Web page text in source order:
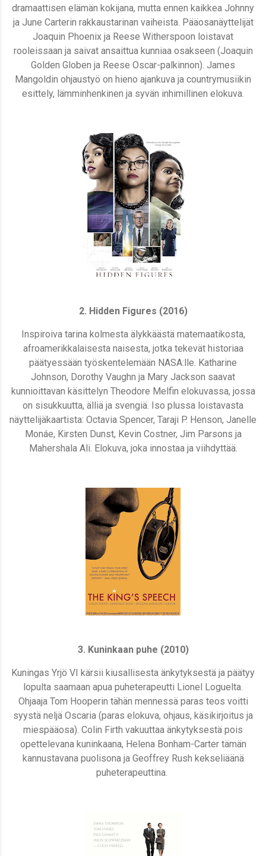
dramaattisen elämän kokijana, mutta ennen kaikkea Johnny
ja June Carterin rakkaustarinan vaiheista. Pääosanäyttelijät
Joaquin Phoenix ja Reese Witherspoon loistavat
rooleissaan ja saivat ansaittua kunniaa osakseen (Joaquin
Golden Globen ja Reese Oscar-palkinnon). James
Mangoldin ohjaustyö on hieno ajankuva ja countrymusiikin
esittely, lämminhenkinen ja syvän inhimillinen elokuva.
2. Hidden Figures (2016)
Inspiroiva tarina kolmesta älykkäästä matemaatikosta,
afroamerikkalaisesta naisesta, jotka tekevät historiaa
päätyessään työskentelemään NASA:lle. Katharine
Johnson, Dorothy Vaughn ja Mary Jackson saavat
kunnioittavan käsittelyn Theodore Melfin elokuvassa, jossa
on sisukkuutta, älliä ja svengiä. Iso plussa loistavasta
näyttelijäkaartista: Octavia Spencer, Taraji P. Henson, Janelle
Monáe, Kirsten Dunst, Kevin Costner, Jim Parsons ja
Mahershala Ali. Elokuva, joka innostaa ja viihdyttää.
3. Kuninkaan puhe (2010)
Kuningas Yrjö VI kärsii kiusallisesta änkytyksestä ja päätyy
lopulta saamaan apua puheterapeutti Lionel Loguelta.
Ohjaaja Tom Hooperin tähän mennessä paras teos voitti
syystä neljä Oscaria (paras elokuva, ohjaus, käsikirjoitus ja
miespääosa). Colin Firth vakuuttaa änkytyksestä pois
opettelevana kuninkaana, Helena Bonham-Carter tämän
kannustavana puolisona ja Geoffrey Rush kekseliäänä
puheterapeuttina.